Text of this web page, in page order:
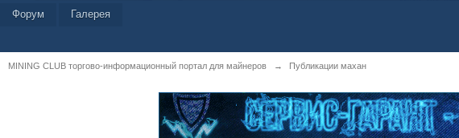
Форум Галерея
MINING CLUB торгово-информационный портал для майнеров → Публикации махан